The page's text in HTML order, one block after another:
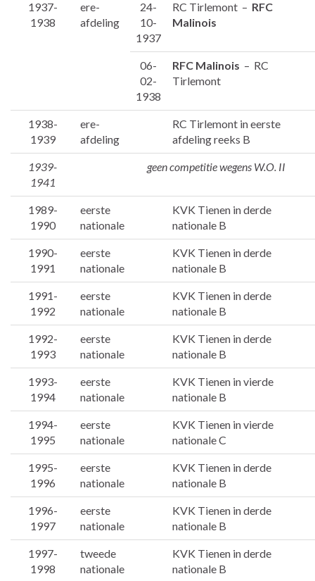
1937-
1938
ere-
afdeling
24-
10-
1937
RC Tirlemont – RFC
Malinois
06-
02-
1938
RFC Malinois – RC
Tirlemont
1938-
1939
ere-
afdeling
RC Tirlemont in eerste
afdeling reeks B
1939-
1941
geen competitie wegens W.O. II
1989-
1990
eerste
nationale
KVK Tienen in derde
nationale B
1990-
1991
eerste
nationale
KVK Tienen in derde
nationale B
1991-
1992
eerste
nationale
KVK Tienen in derde
nationale B
1992-
1993
eerste
nationale
KVK Tienen in derde
nationale B
1993-
1994
eerste
nationale
KVK Tienen in vierde
nationale B
1994-
1995
eerste
nationale
KVK Tienen in vierde
nationale C
1995-
1996
eerste
nationale
KVK Tienen in derde
nationale B
1996-
1997
eerste
nationale
KVK Tienen in derde
nationale B
1997-
1998
tweede
nationale
KVK Tienen in derde
nationale B